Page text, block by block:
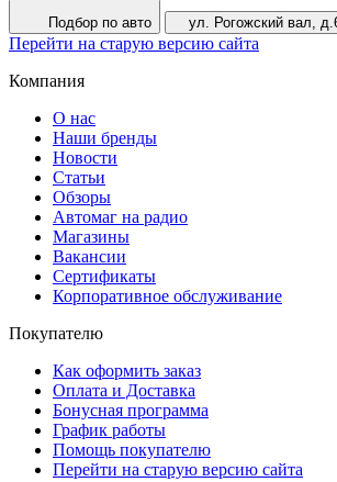
Подбор по авто ул. Рогожский вал,
Перейти на старую версию сайта
Компания
О нас
Наши бренды
Новости
Статьи
Обзоры
Автомаг на радио
Магазины
Вакансии
Сертификаты
Корпоративное обслуживание
Покупателю
Как оформить заказ
Оплата и Доставка
Бонусная программа
График работы
Помощь покупателю
Перейти на старую версию сайта